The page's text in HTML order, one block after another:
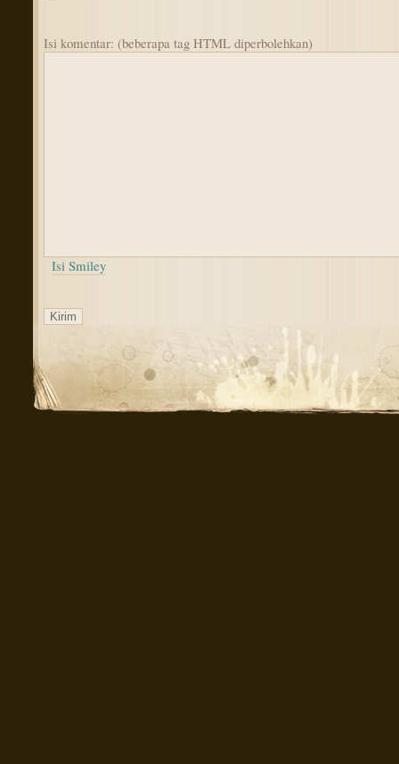
Isi komentar: (beberapa tag HTML diperbolehkan)
Isi Smiley